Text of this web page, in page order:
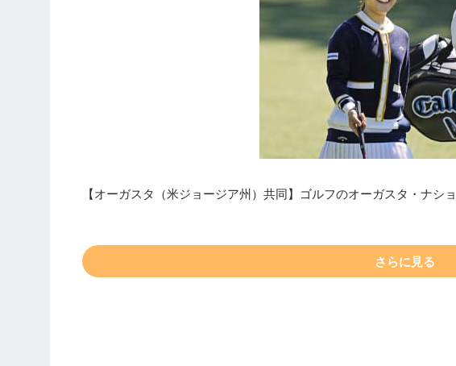
【オーガスタ（米ジョージア州）共同】ゴルフのオーガスタ・ナ
さらに見る